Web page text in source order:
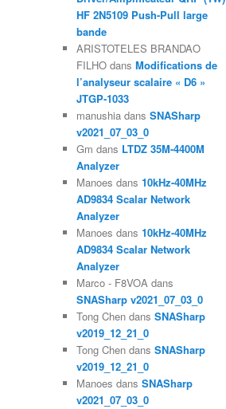
HF 2N5109 Push-Pull large
bande
ARISTOTELES BRANDAO
FILHO dans Modifications de
l’analyseur scalaire « D6 »
JTGP-1033
manushia dans SNASharp
v2021_07_03_0
Gm dans LTDZ 35M-4400M
Analyzer
Manoes dans 10kHz-40MHz
AD9834 Scalar Network
Analyzer
Manoes dans 10kHz-40MHz
AD9834 Scalar Network
Analyzer
Marco - F8VOA dans
SNASharp v2021_07_03_0
Tong Chen dans SNASharp
v2019_12_21_0
Tong Chen dans SNASharp
v2019_12_21_0
Manoes dans SNASharp
v2021_07_03_0